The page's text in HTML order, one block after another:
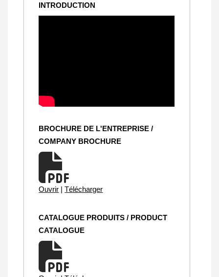
INTRODUCTION
BROCHURE DE L'ENTREPRISE /
COMPANY BROCHURE
Ouvrir | Télécharger
CATALOGUE PRODUITS / PRODUCT
CATALOGUE